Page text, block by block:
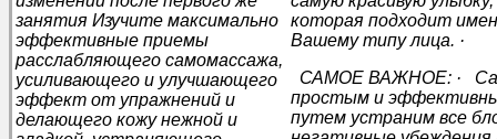
занятия Изучите максимально
эффективные приемы
расслабляющего самомассажа,
усиливающего и улучшающего
эффект от упражнений и
делающего кожу нежной и
которая подходит
Вашему типу лица. ·
САМОЕ ВАЖНОЕ: ·
простым и
путем устраним все